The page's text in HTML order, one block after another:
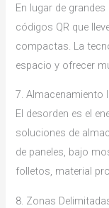
En lugar de
códigos QR que
compactas. La
espacio y ofrecer
7. Almacenamiento
El desorden es el
soluciones de
de paneles, bajo
folletos, material
8. Zonas